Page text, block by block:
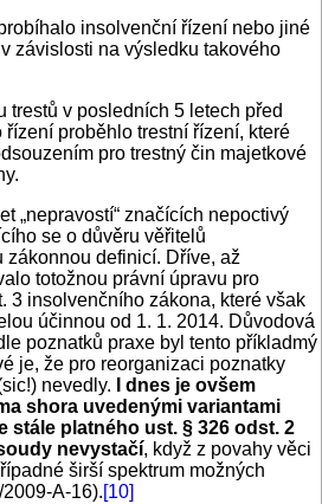
insolvenční řízení nebo jiné
závislosti na výsledku takového
trestů v posledních 5 letech před
proběhlo trestní řízení, které
pro trestný čin majetkové
„nepravostí“ značících nepoctivý
se o důvěru věřitelů
definicí. Dříve, až
totožnou právní úpravu pro
3 insolvenčního zákona, které však
účinnou od 1. 1. 2014. Důvodová
poznatků praxe byl tento příkladmý
je, že pro reorganizaci poznatky
nevedly.
I dnes je ovšem
shora uvedenými variantami
stále platného ust. § 326 odst. 2
nevystačí, když z povahy věci
širší spektrum možných
A-16).[10]